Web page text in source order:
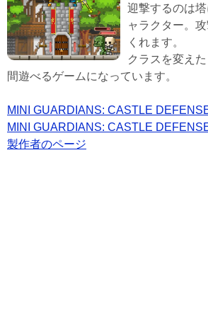
迎撃するのは
ャラクター。
くれます。
クラスを変え
間遊べるゲームになっています。
MINI GUARDIANS: CASTLE
MINI GUARDIANS: CASTLE
製作者のページ